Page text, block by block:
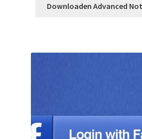
Downloaden Advanced